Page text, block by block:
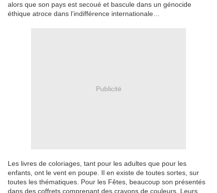
alors que son pays est secoué et bascule dans un génocide
éthique atroce dans l’indifférence internationale…
Publicité
Les livres de coloriages, tant pour les adultes que pour les
enfants, ont le vent en poupe. Il en existe de toutes sortes, sur
toutes les thématiques. Pour les Fêtes, beaucoup son présentés
dans des coffrets comprenant des crayons de couleurs. Leurs